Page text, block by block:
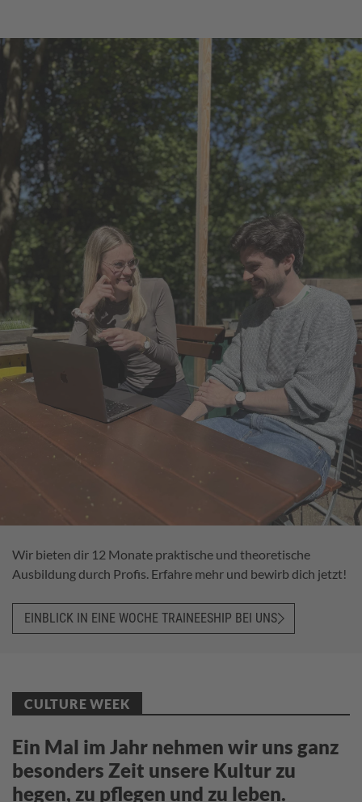
Wir bieten dir 12 Monate praktische und theoretische
Ausbildung durch Profis. Erfahre mehr und bewirb dich jetzt!
EINBLICK IN EINE WOCHE TRAINEESHIP BEI UNS
CULTURE WEEK
Ein Mal im Jahr nehmen wir uns ganz
besonders Zeit unsere Kultur zu
hegen, zu pflegen und zu leben.